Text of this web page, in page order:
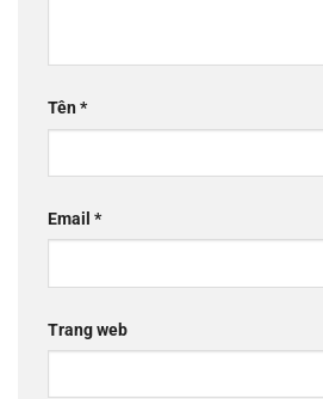
Tên*
Email *
Trang web